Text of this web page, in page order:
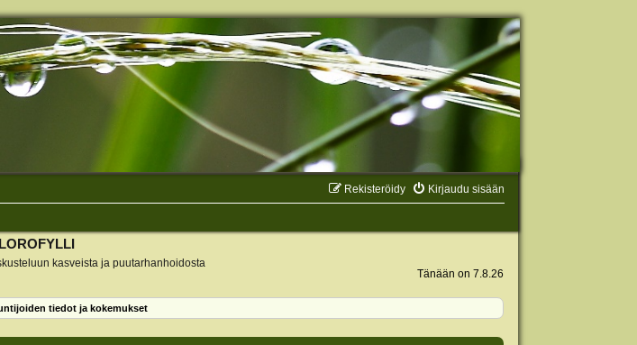
Kirjaudu sisään
Rekisteröidy
kasveista ja puutarhanhoidosta
Tänään on 7.8.26
tiedot ja kokemukset